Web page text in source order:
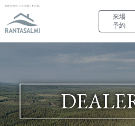
来場
予約